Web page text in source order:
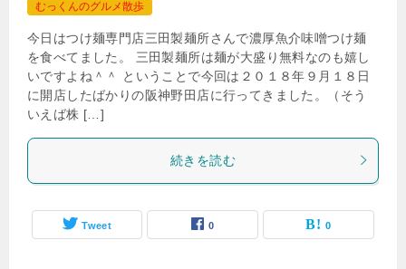
むっくんのグルメ散歩
今日はつけ麺専門店三田製麺所さんで濃厚魚介味噌つけ麺
を食べてました。 三田製麺所は麺が大盛り無料なのも嬉し
いですよね＾＾ ということで今回は２０１８年９月１８日
に開店したばかりの阪神野田店に行ってきました。（そう
いえば株 […]
続きを読む
Tweet 0 0